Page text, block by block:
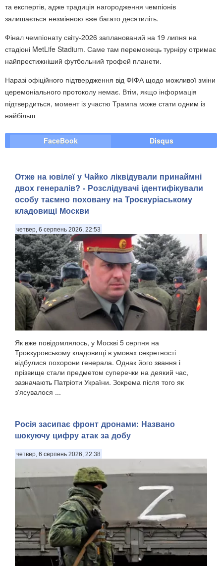
та експертів, адже традиція нагородження чемпіонів
залишається незмінною вже багато десятиліть.
Фінал чемпіонату світу-2026 запланований на 19 липня на
стадіоні MetLife Stadium. Саме там переможець турніру отримає
найпрестижніший футбольний трофей планети.
Наразі офіційного підтвердження від ФІФА щодо можливої зміни
церемоніального протоколу немає. Втім, якщо інформація
підтвердиться, момент із участю Трампа може стати одним із
найбільш
FaceBook Disqus
Отже на ювілеї у Чайко ліквідували принаймні
двох генералів? - Розслідувачі ідентифікували
особу таємно поховану на Троєкуріаському
кладовищі Москви
четвер, 6 серпень 2026, 22:53
Як вже повідомлялось, у Москві 5 серпня на
Троєкуровському кладовищі в умовах секретності
відбулися похорони генерала. Однак його звання і
прізвище стали предметом суперечки на деякий час,
зазначають Патріоти України. Зокрема після того як
з'ясувалося ...
Росія засипає фронт дронами: Названо
шокуючу цифру атак за добу
четвер, 6 серпень 2026, 22:38